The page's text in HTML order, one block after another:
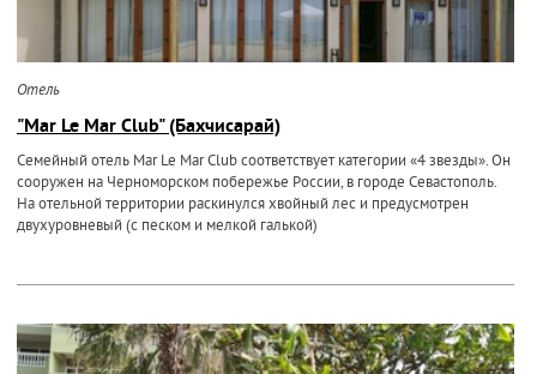
Отель
"Mar Le Mar Club" (Бахчисарай)
Семейный отель Mar Le Mar Club соответствует категории «4 звезды». Он
сооружен на Черноморском побережье России, в городе Севастополь.
На отельной территории раскинулся хвойный лес и предусмотрен
двухуровневый (с песком и мелкой галькой)